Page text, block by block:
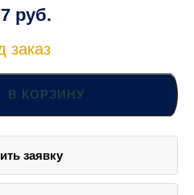
руб.
заказ
В КОРЗИНУ
заявку